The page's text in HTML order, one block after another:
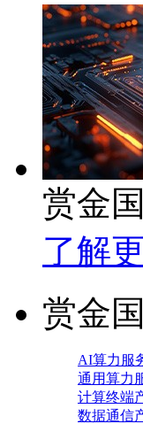
赏金
了解
赏金
AI算力服
通用算力
计算终端
数据通信